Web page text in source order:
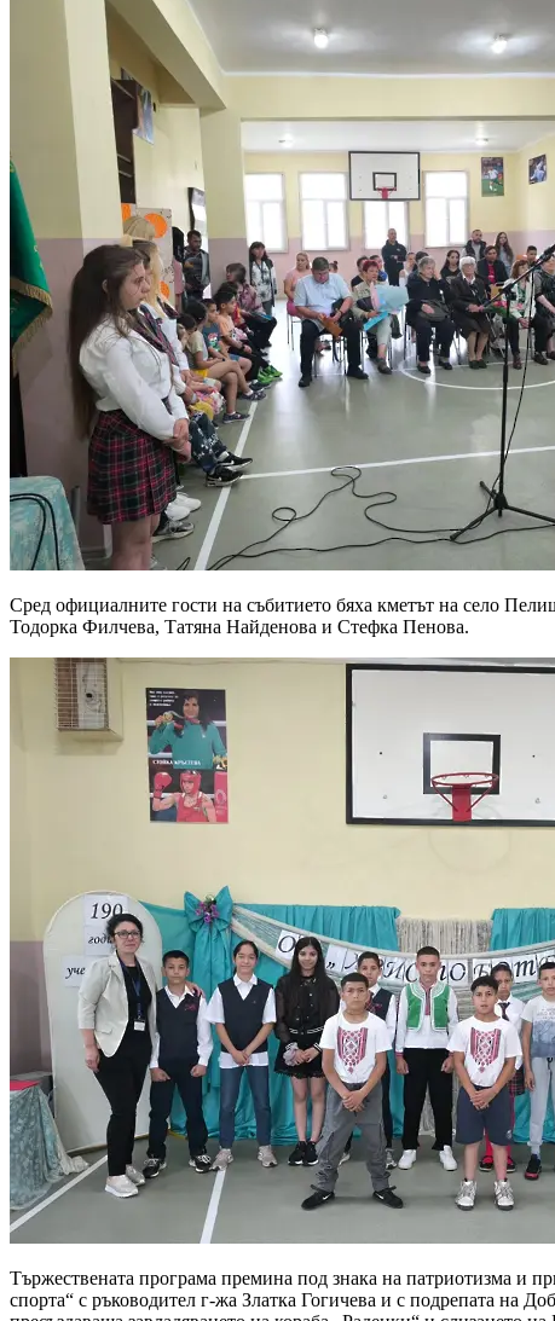
Сред официалните гости на събитието бяха кметът на село
Тодорка Филчева, Татяна Найденова и Стефка Пенова.
Тържествената програма премина под знака на патриотизма и
спорта“ с ръководител г-жа Златка Гогичева и с подрепата на